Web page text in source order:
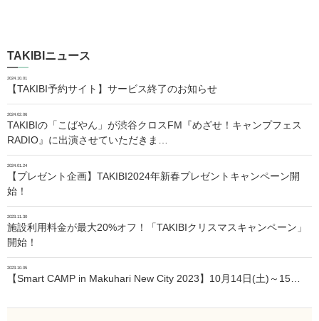
TAKIBIニュース
2024.10.01
【TAKIBI予約サイト】サービス終了のお知らせ
2024.02.06
TAKIBIの「こばやん」が渋谷クロスFM『めざせ！キャンプフェス
RADIO』に出演させていただきま…
2024.01.24
【プレゼント企画】TAKIBI2024年新春プレゼントキャンペーン開
始！
2023.11.30
施設利用料金が最大20%オフ！「TAKIBIクリスマスキャンペーン」
開始！
2023.10.05
【Smart CAMP in Makuhari New City 2023】10月14日(土)～15…